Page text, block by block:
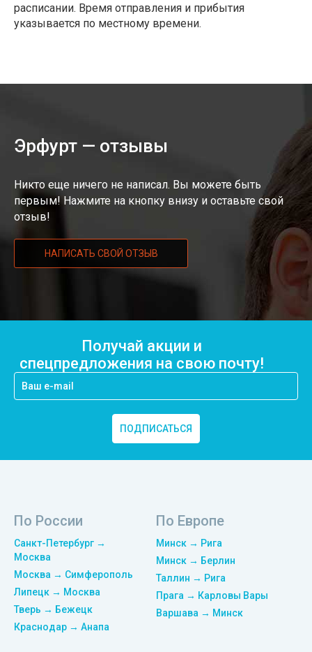
расписании. Время отправления и прибытия
указывается по местному времени.
Эрфурт — отзывы
Никто еще ничего не написал. Вы можете быть
первым! Нажмите на кнопку внизу и оставьте свой
отзыв!
НАПИСАТЬ СВОЙ ОТЗЫВ
Получай акции и
спецпредложения на свою почту!
ПОДПИСАТЬСЯ
По России
Санкт-Петербург →
Москва
Москва → Симферополь
Липецк → Москва
Тверь → Бежецк
Краснодар → Анапа
По Европе
Минск → Рига
Минск → Берлин
Таллин → Рига
Прага → Карловы Вары
Варшава → Минск